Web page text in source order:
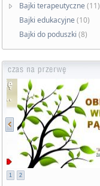
Bajki terapeutyczne (11)
Bajki edukacyjne (10)
Bajki do poduszki (8)
1 2